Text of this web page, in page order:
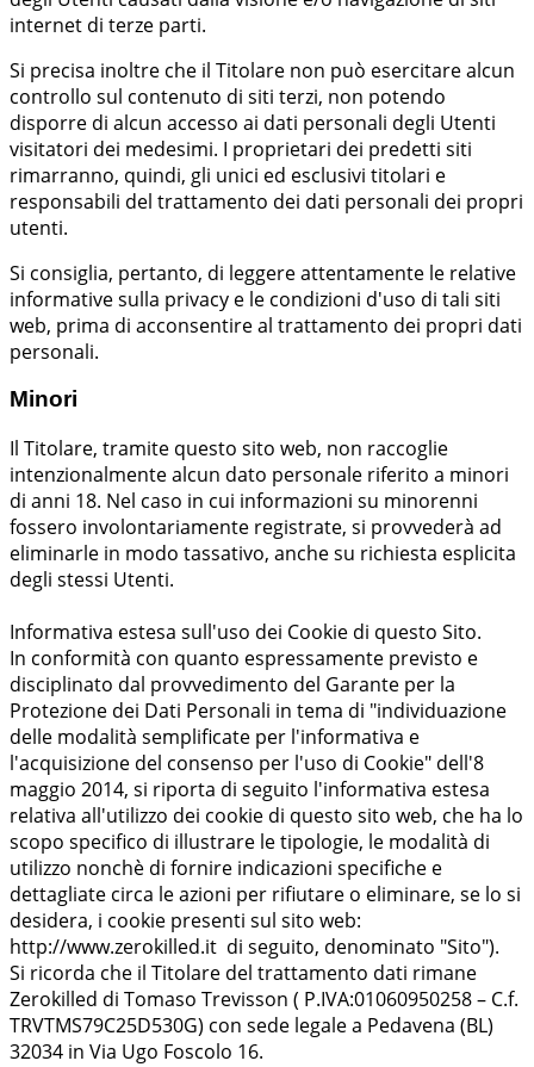
internet di terze parti.
Si precisa inoltre che il Titolare non può esercitare alcun
controllo sul contenuto di siti terzi, non potendo
disporre di alcun accesso ai dati personali degli Utenti
visitatori dei medesimi. I proprietari dei predetti siti
rimarranno, quindi, gli unici ed esclusivi titolari e
responsabili del trattamento dei dati personali dei propri
utenti.
Si consiglia, pertanto, di leggere attentamente le relative
informative sulla privacy e le condizioni d'uso di tali siti
web, prima di acconsentire al trattamento dei propri dati
personali.
Minori
Il Titolare, tramite questo sito web, non raccoglie
intenzionalmente alcun dato personale riferito a minori
di anni 18. Nel caso in cui informazioni su minorenni
fossero involontariamente registrate, si provvederà ad
eliminarle in modo tassativo, anche su richiesta esplicita
degli stessi Utenti.
Informativa estesa sull'uso dei Cookie di questo Sito.
In conformità con quanto espressamente previsto e
disciplinato dal provvedimento del Garante per la
Protezione dei Dati Personali in tema di "individuazione
delle modalità semplificate per l'informativa e
l'acquisizione del consenso per l'uso di Cookie" dell'8
maggio 2014, si riporta di seguito l'informativa estesa
relativa all'utilizzo dei cookie di questo sito web, che ha lo
scopo specifico di illustrare le tipologie, le modalità di
utilizzo nonchè di fornire indicazioni specifiche e
dettagliate circa le azioni per rifiutare o eliminare, se lo si
desidera, i cookie presenti sul sito web:
http://www.zerokilled.it di seguito, denominato "Sito").
Si ricorda che il Titolare del trattamento dati rimane
Zerokilled di Tomaso Trevisson ( P.IVA:01060950258 – C.f.
TRVTMS79C25D530G) con sede legale a Pedavena (BL)
32034 in Via Ugo Foscolo 16.